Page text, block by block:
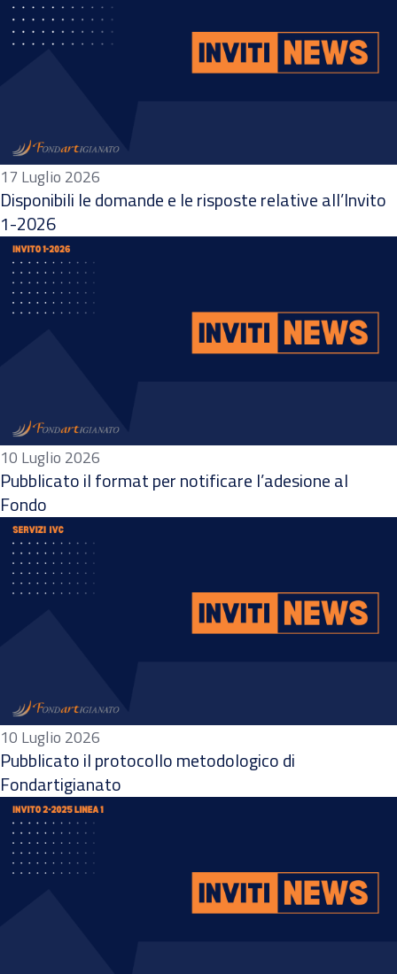
17 Luglio 2026
Disponibili le domande e le risposte relative all’Invito
1-2026
10 Luglio 2026
Pubblicato il format per notificare l’adesione al
Fondo
10 Luglio 2026
Pubblicato il protocollo metodologico di
Fondartigianato